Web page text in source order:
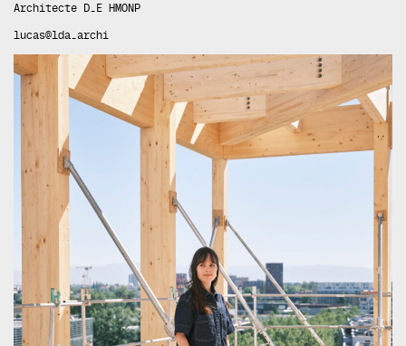
Architecte D.E HMONP
lucas@lda.archi